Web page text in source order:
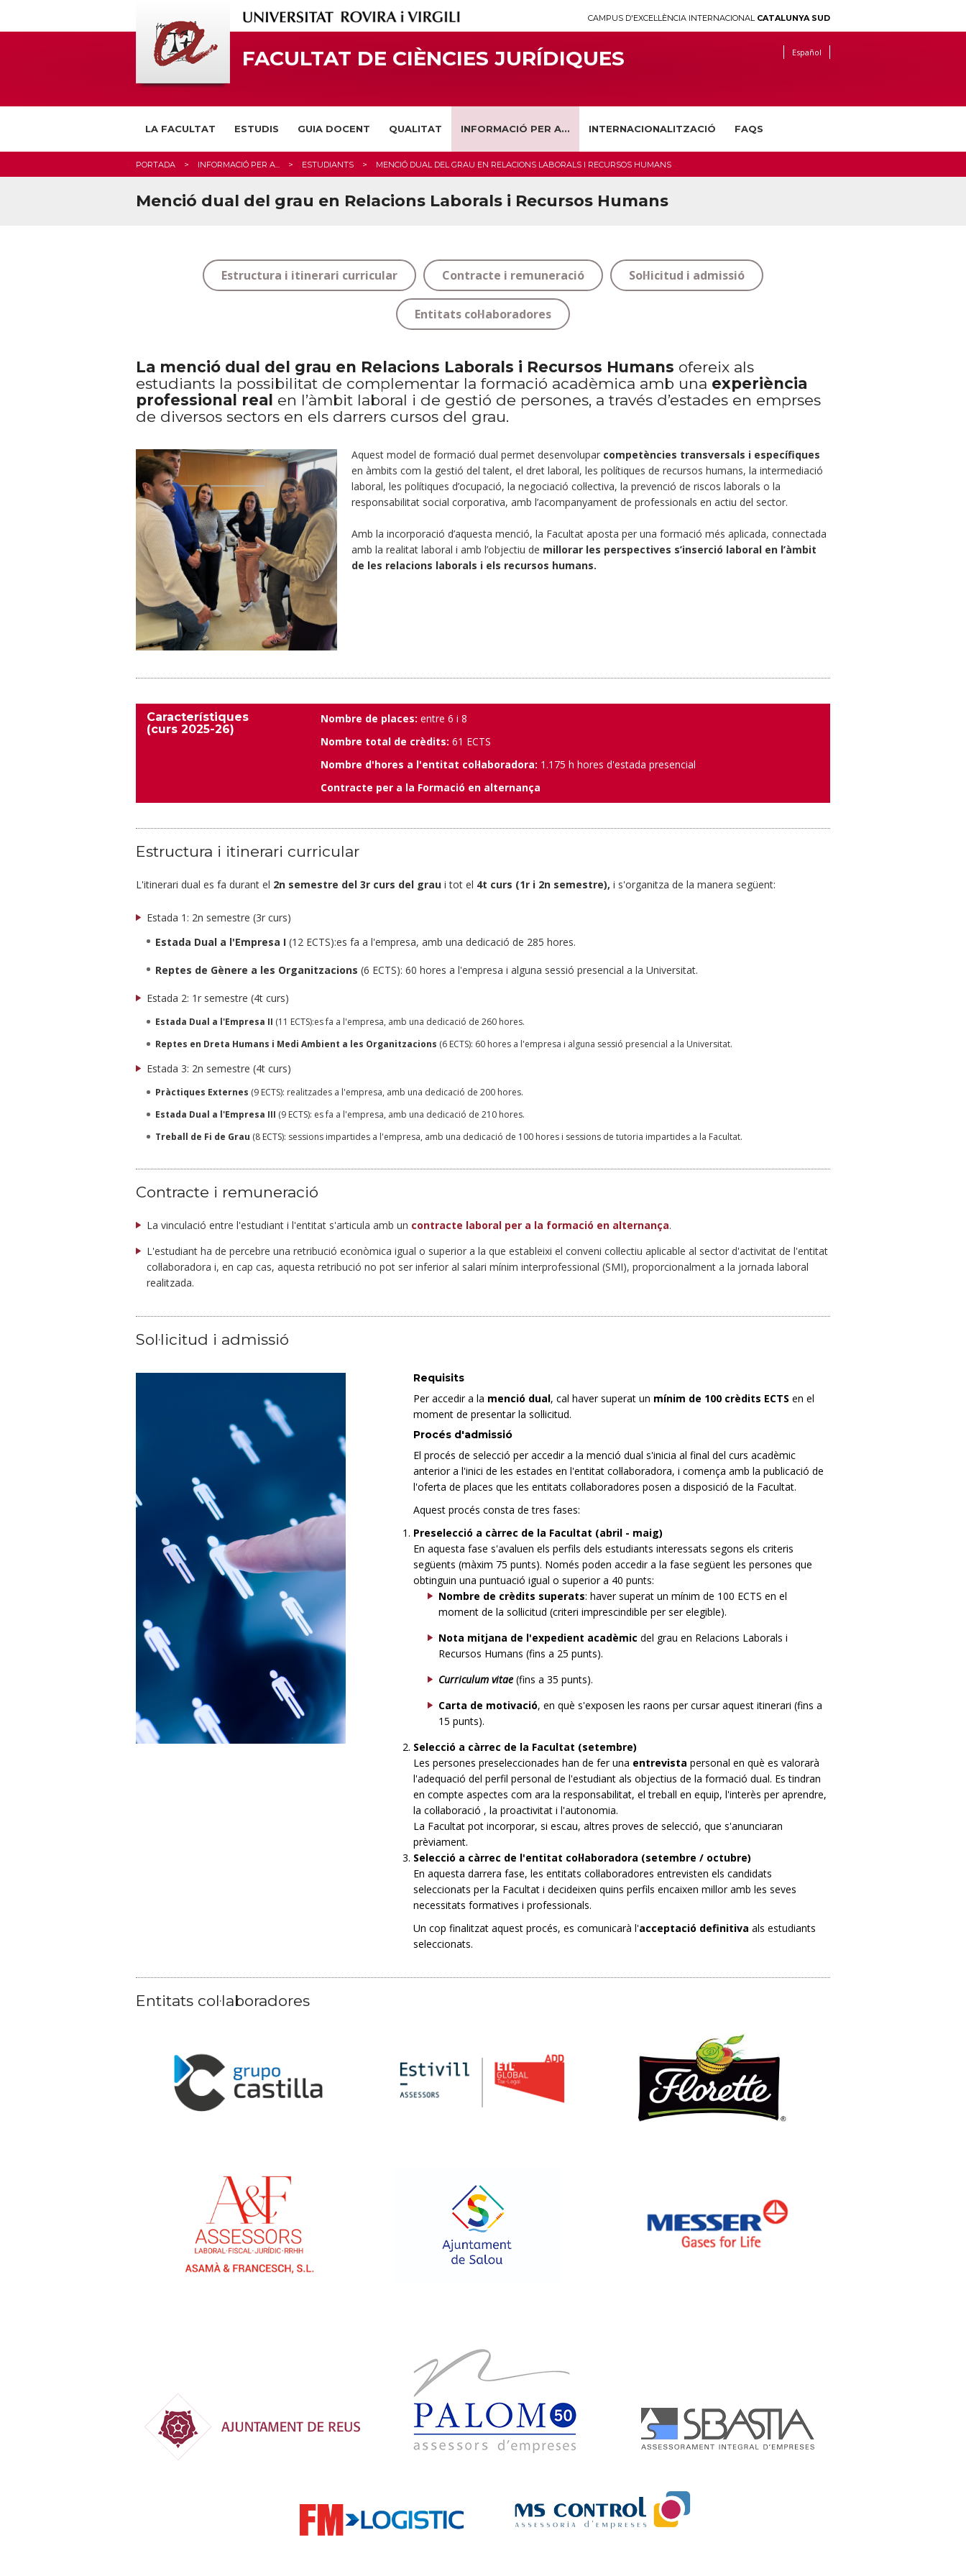
CAMPUS D'EXCEL·LÈNCIA INTERNACIONAL CATALUNYA SUD
FACULTAT DE CIÈNCIES JURÍDIQUES Español
LA FACULTAT ESTUDIS GUIA DOCENT QUALITAT INFORMACIÓ PER A... INTERNACIONALITZACIÓ FAQS
PORTADA INFORMACIÓ PER A... ESTUDIANTS MENCIÓ DUAL DEL GRAU EN RELACIONS LABORALS I RECURSOS HUMANS
Menció dual del grau en Relacions Laborals i Recursos Humans
Estructura i itinerari curricular Contracte i remuneració Sol·licitud i admissió
Entitats col·laboradores
La menció dual del grau en Relacions Laborals i Recursos Humans ofereix als
estudiants la possibilitat de complementar la formació acadèmica amb una experiència
professional real en l’àmbit laboral i de gestió de persones, a través d’estades en emprses
de diversos sectors en els darrers cursos del grau.
Aquest model de formació dual permet desenvolupar competències transversals i específiques
en àmbits com la gestió del talent, el dret laboral, les polítiques de recursos humans, la intermediació
laboral, les polítiques d’ocupació, la negociació col·lectiva, la prevenció de riscos laborals o la
responsabilitat social corporativa, amb l’acompanyament de professionals en actiu del sector.
Amb la incorporació d’aquesta menció, la Facultat aposta per una formació més aplicada, connectada
amb la realitat laboral i amb l’objectiu de millorar les perspectives s’inserció laboral en l’àmbit
de les relacions laborals i els recursos humans.
Característiques
(curs 2025-26)
Nombre de places: entre 6 i 8
Nombre total de crèdits: 61 ECTS
Nombre d'hores a l'entitat col·laboradora: 1.175 h hores d'estada presencial
Contracte per a la Formació en alternança
Estructura i itinerari curricular
L'itinerari dual es fa durant el 2n semestre del 3r curs del grau i tot el 4t curs (1r i 2n semestre), i s'organitza de la manera següent:
Estada 1: 2n semestre (3r curs)
Estada Dual a l'Empresa I (12 ECTS):es fa a l'empresa, amb una dedicació de 285 hores.
Reptes de Gènere a les Organitzacions (6 ECTS): 60 hores a l'empresa i alguna sessió presencial a la Universitat.
Estada 2: 1r semestre (4t curs)
Estada Dual a l'Empresa II (11 ECTS):es fa a l'empresa, amb una dedicació de 260 hores.
Reptes en Dreta Humans i Medi Ambient a les Organitzacions (6 ECTS): 60 hores a l'empresa i alguna sessió presencial a la Universitat.
Estada 3: 2n semestre (4t curs)
Pràctiques Externes (9 ECTS): realitzades a l'empresa, amb una dedicació de 200 hores.
Estada Dual a l'Empresa III (9 ECTS): es fa a l'empresa, amb una dedicació de 210 hores.
Treball de Fi de Grau (8 ECTS): sessions impartides a l'empresa, amb una dedicació de 100 hores i sessions de tutoria impartides a la Facultat.
Contracte i remuneració
La vinculació entre l'estudiant i l'entitat s'articula amb un contracte laboral per a la formació en alternança.
L'estudiant ha de percebre una retribució econòmica igual o superior a la que estableixi el conveni col·lectiu aplicable al sector d'activitat de l'entitat
col·laboradora i, en cap cas, aquesta retribució no pot ser inferior al salari mínim interprofessional (SMI), proporcionalment a la jornada laboral
realitzada.
Sol·licitud i admissió
Requisits
Per accedir a la menció dual, cal haver superat un mínim de 100 crèdits ECTS en el
moment de presentar la sol·licitud.
Procés d'admissió
El procés de selecció per accedir a la menció dual s'inicia al final del curs acadèmic
anterior a l'inici de les estades en l'entitat col·laboradora, i comença amb la publicació de
l'oferta de places que les entitats col·laboradores posen a disposició de la Facultat.
Aquest procés consta de tres fases:
Preselecció a càrrec de la Facultat (abril - maig)
En aquesta fase s'avaluen els perfils dels estudiants interessats segons els criteris
següents (màxim 75 punts). Només poden accedir a la fase següent les persones que
obtinguin una puntuació igual o superior a 40 punts:
Nombre de crèdits superats: haver superat un mínim de 100 ECTS en el
moment de la sol·licitud (criteri imprescindible per ser elegible).
Nota mitjana de l'expedient acadèmic del grau en Relacions Laborals i
Recursos Humans (fins a 25 punts).
Curriculum vitae (fins a 35 punts).
Carta de motivació, en què s'exposen les raons per cursar aquest itinerari (fins a
15 punts).
Selecció a càrrec de la Facultat (setembre)
Les persones preseleccionades han de fer una entrevistapersonal en què es valorarà
l'adequació del perfil personal de l'estudiant als objectius de la formació dual. Es tindran
en compte aspectes com ara la responsabilitat, el treball en equip, l'interès per aprendre,
la col·laboració , la proactivitat i l'autonomia.
La Facultat pot incorporar, si escau, altres proves de selecció, que s'anunciaran
prèviament.
Selecció a càrrec de l'entitat col·laboradora (setembre / octubre)
En aquesta darrera fase, les entitats col·laboradores entrevisten els candidats
seleccionats per la Facultat i decideixen quins perfils encaixen millor amb les seves
necessitats formatives i professionals.
Un cop finalitzat aquest procés, es comunicarà l'acceptació definitiva als estudiants
seleccionats.
Entitats col·laboradores